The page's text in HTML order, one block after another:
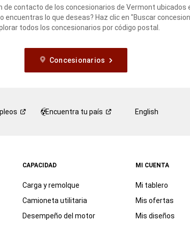
de contacto de los concesionarios de Vermont ubicados
encuentras lo que deseas? Haz clic en "Buscar
todos los concesionarios por código postal.
Concesionarios
Encuentra tu país English
CAPACIDAD
Carga y remolque
Camioneta utilitaria
Desempeño del motor
MI CUENTA
Mi tablero
Mis ofertas
Mis diseños